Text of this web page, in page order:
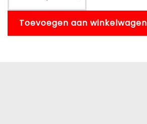
Toevoegen aan winkelwagen